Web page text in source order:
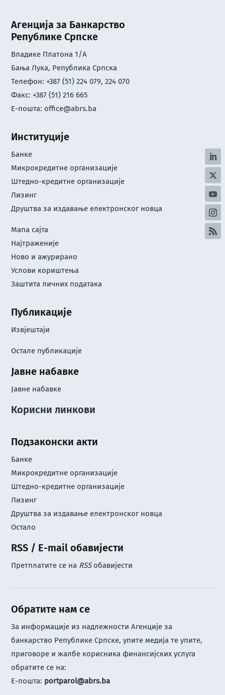
Агенција за Банкарство
Републике Српске
Владике Платона 1/А
Бања Лука, Република Српска
Телефон: +387 (51) 224 079, 224 070
Факс: +387 (51) 216 665
Е-пошта: office@abrs.ba
Институције
Банке
Микрокредитне организације
Штедно-кредитне организације
Лизинг
Друштва за издавање електронског новца
Мапа сајта
Најтраженије
Ново и ажурирано
Услови кориштењa
Заштита личних података
Публикације
Извјештаји
Остале публикације
Јавне набавке
Јавне набавке
Корисни линкови
Подзаконски акти
Банке
Микрокредитне организације
Штедно-кредитне организације
Лизинг
Друштва за издавање електронског новца
Остало
RSS / E-mail обавијести
Претплатите се на RSSобавијести
Обратите нам се
За информације из надлежности Агенције за
банкарство Републике Српске, упите медија те упите,
приговоре и жалбе корисника финансијских услуга
обратите се на:
Е-пошта: portparol@abrs.ba